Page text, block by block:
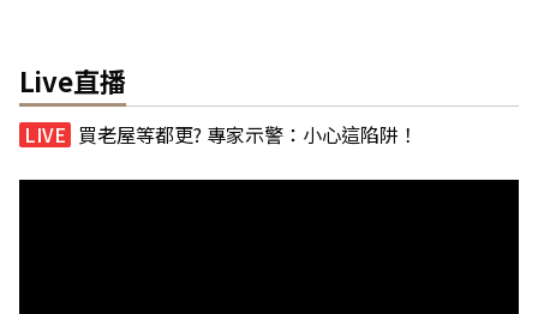
Live直播
買老屋等都更? 專家示警：小心這陷阱！